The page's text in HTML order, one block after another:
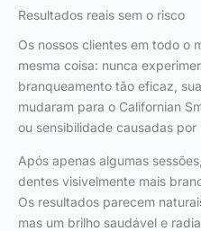
Resultados reais sem o risco
Os nossos clientes em todo o
mesma coisa: nunca
branqueamento tão eficaz,
mudaram para o Californian
ou sensibilidade causadas
Após apenas algumas
dentes visivelmente mais
Os resultados parecem
mas um brilho saudável e